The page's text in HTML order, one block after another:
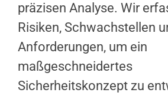
präzisen Analyse. Wir
Risiken, Schwachstellen
Anforderungen, um ein
maßgeschneidertes
Sicherheitskonzept zu